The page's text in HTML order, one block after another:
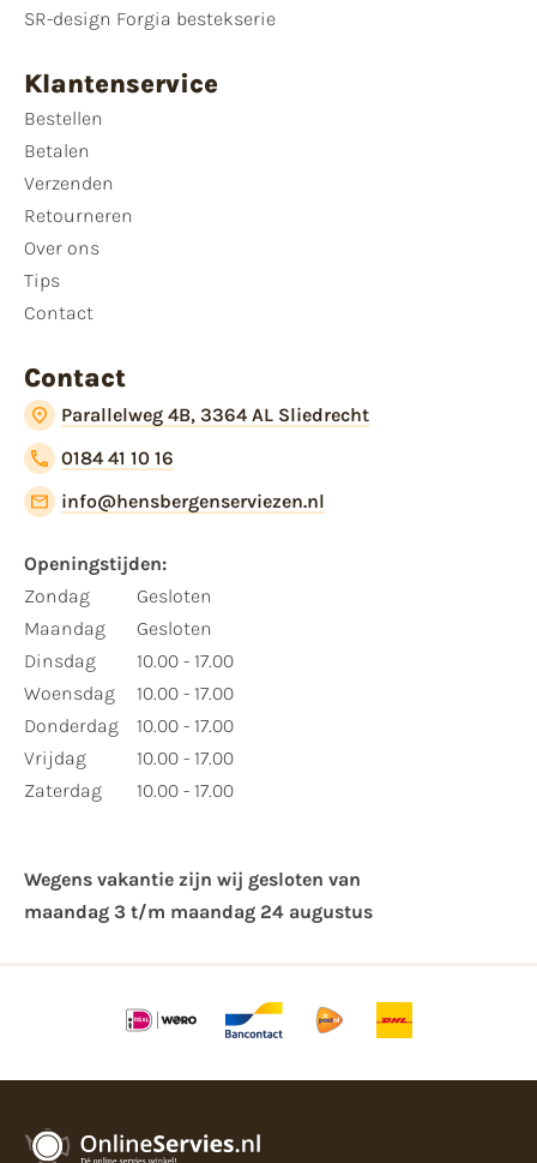
SR-design Forgia bestekserie
Klantenservice
Bestellen
Betalen
Verzenden
Retourneren
Over ons
Tips
Contact
Contact
Parallelweg 4B, 3364 AL Sliedrecht
0184 41 10 16
info@hensbergenserviezen.nl
Openingstijden:
Zondag
Maandag
Dinsdag
Woensdag
Donderdag
Vrijdag
Zaterdag
Gesloten
Gesloten
10.00 - 17.00
10.00 - 17.00
10.00 - 17.00
10.00 - 17.00
10.00 - 17.00
Wegens vakantie zijn wij gesloten van ​
maandag 3 t/m maandag 24 augustus